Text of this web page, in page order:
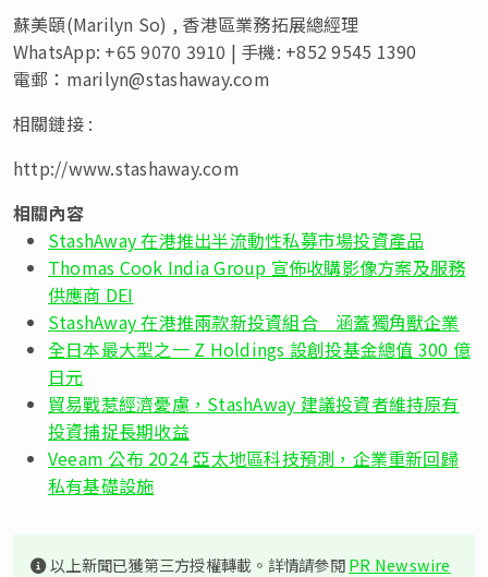
蘇美頤(Marilyn So) , 香港區業務拓展總經理
WhatsApp: +65 9070 3910 | 手機: +852 9545 1390
電郵： marilyn@stashaway.com
相關鏈接 :
http://www.stashaway.com
相關內容
StashAway 在港推出半流動性私募市場投資產品
Thomas Cook India Group 宣佈收購影像方案及服務
供應商 DEI
StashAway 在港推兩款新投資組合 涵蓋獨角獸企業
全日本最大型之一 Z Holdings 設創投基金總值 300 億
日元
貿易戰惹經濟憂慮，StashAway 建議投資者維持原有
投資捕捉長期收益
Veeam 公布 2024 亞太地區科技預測，企業重新回歸
私有基礎設施
以上新聞已獲第三方授權轉載。詳情請參閱PR Newswire